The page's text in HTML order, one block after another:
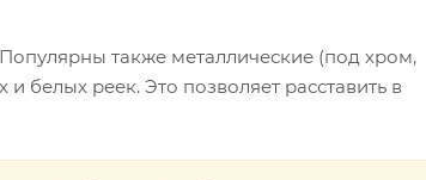
также металлические (под хром,
белых реек. Это позволяет расставить в